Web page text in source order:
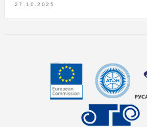
27.10.2025